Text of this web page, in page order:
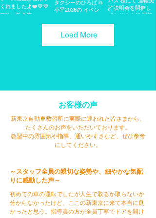
Load More
お客様の声
​新東京自動車教習所に実際に通われた皆さまから、
たくさんのお声をいただいております。
​教習中の雰囲気や指導、通いやすさなど、ぜひ参考
にしてください。
～スタッフ全員の親切な姿勢や、細やかな気配
りに感動した声～
初めての車の運転でしたが人生で取るか取らないか
分からなかったけど、ここの新東京に来て本当に良
かったと思う。指導員の方が全員丁寧でドアを開け